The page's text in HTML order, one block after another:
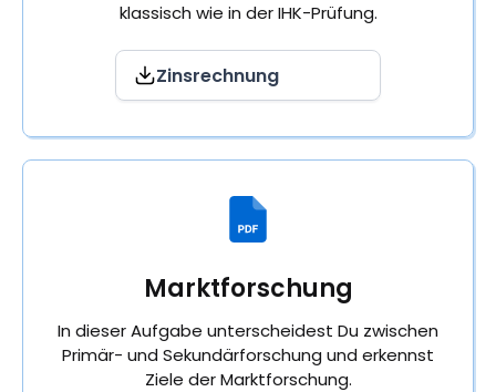
klassisch wie in der IHK-Prüfung.
Zinsrechnung
Marktforschung
In dieser Aufgabe unterscheidest Du zwischen
Primär- und Sekundärforschung und erkennst
Ziele der Marktforschung.